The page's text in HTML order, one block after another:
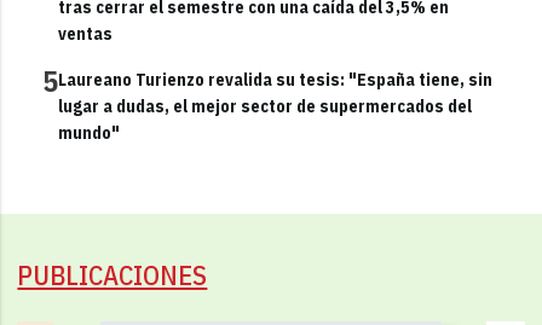
tras cerrar el semestre con una caída del 3,5% en
ventas
5Laureano Turienzo revalida su tesis: "España tiene, sin
lugar a dudas, el mejor sector de supermercados del
mundo"
PUBLICACIONES